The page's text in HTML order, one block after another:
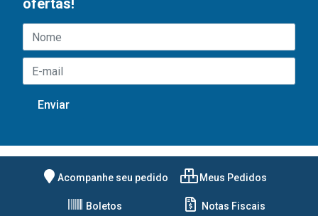
ofertas!
Acompanhe seu pedido Meus Pedidos
Boletos Notas Fiscais